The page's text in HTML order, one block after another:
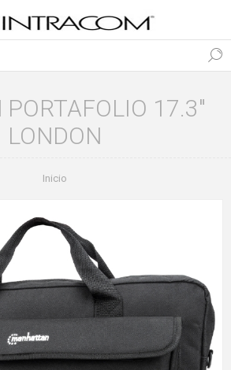
17.3"
LONDON
Inicio